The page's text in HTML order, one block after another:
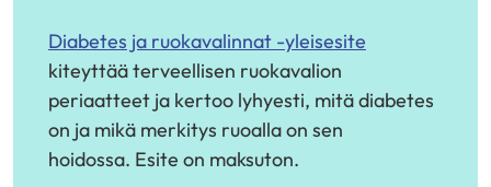
Diabetes ja ruokavalinnat -yleisesite
kiteyttää terveellisen ruokavalion
periaatteet ja kertoo lyhyesti, mitä diabetes
on ja mikä merkitys ruoalla on sen
hoidossa. Esite on maksuton.